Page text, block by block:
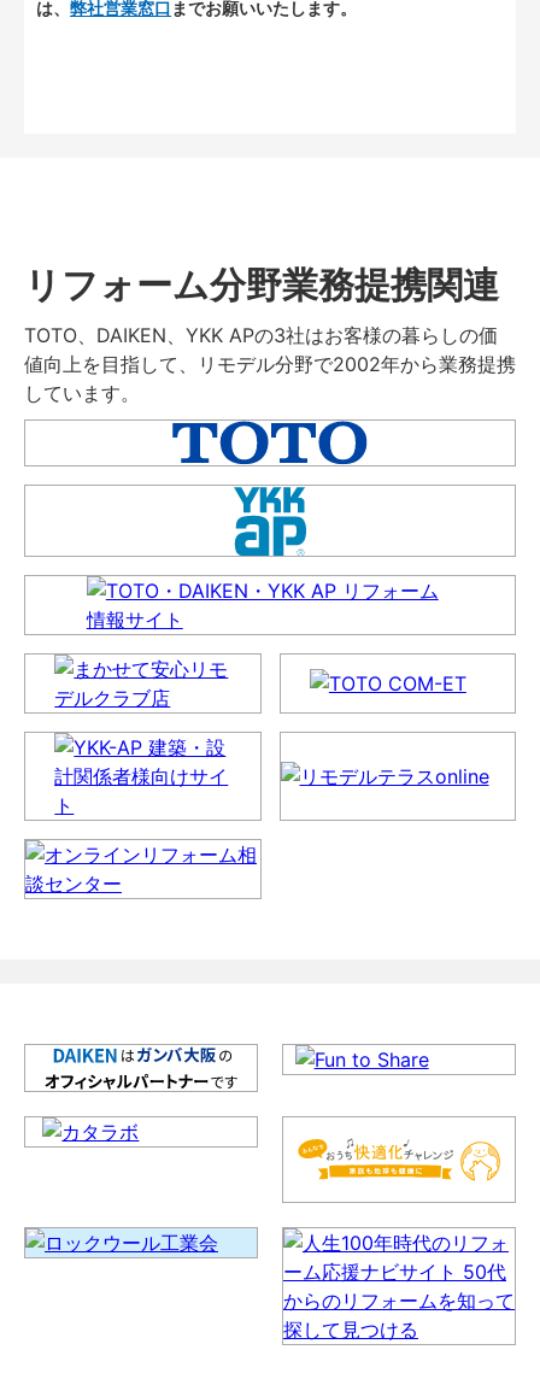
は、 弊社営業窓口 までお願いいたします。
リフォーム分野業務提携関連
TOTO、DAIKEN、YKK APの3社はお客様の暮らしの価
値向上を目指して、リモデル分野で2002年から業務提携
しています。